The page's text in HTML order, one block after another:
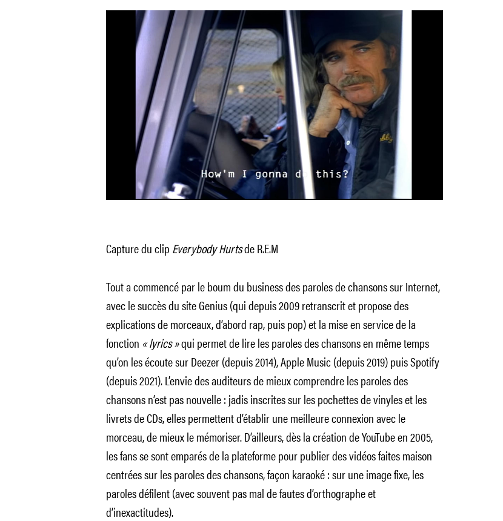
Capture du clip Everybody Hurtsde R.E.M
Tout a commencé par le boum du business des paroles de chansons sur Internet,
avec le succès du site Genius (qui depuis 2009 retranscrit et propose des
explications de morceaux, d’abord rap, puis pop) et la mise en service de la
fonction « lyrics »qui permet de lire les paroles des chansons en même temps
qu’on les écoute sur Deezer (depuis 2014), Apple Music (depuis 2019) puis Spotify
(depuis 2021). L’envie des auditeurs de mieux comprendre les paroles des
chansons n’est pas nouvelle : jadis inscrites sur les pochettes de vinyles et les
livrets de CDs, elles permettent d’établir une meilleure connexion avec le
morceau, de mieux le mémoriser. D’ailleurs, dès la création de YouTube en 2005,
les fans se sont emparés de la plateforme pour publier des vidéos faites maison
centrées sur les paroles des chansons, façon karaoké : sur une image fixe, les
paroles défilent (avec souvent pas mal de fautes d’orthographe et
d’inexactitudes).